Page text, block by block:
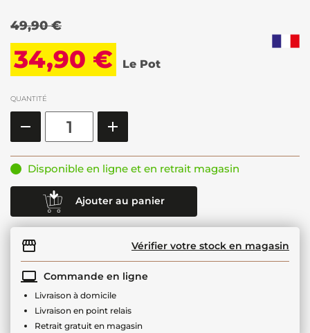
49,90 €
34,90 € Le Pot
QUANTITÉ
Disponible en ligne et en retrait magasin
Ajouter au panier
Vérifier votre stock en magasin
Commande en ligne
Livraison à domicile
Livraison en point relais
Retrait gratuit en magasin